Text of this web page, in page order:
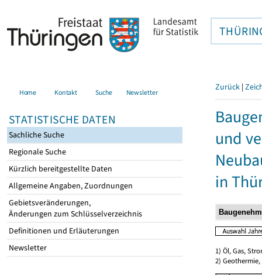
Home Kontakt Suche Newsletter
STATISTISCHE DATEN
Sachliche Suche
Regionale Suche
Kürzlich bereitgestellte Daten
Allgemeine Angaben, Zuordnungen
Gebietsveränderungen,
Änderungen zum Schlüsselverzeichnis
Definitionen und Erläuterungen
Newsletter
Zurück |
und
in
1) Öl, Gas,
2)